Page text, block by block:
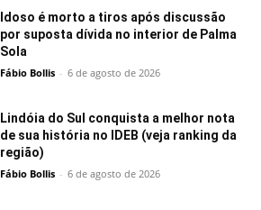
Idoso é morto a tiros após discussão
por suposta dívida no interior de Palma
Sola
Fábio Bollis - 6 de agosto de 2026
Lindóia do Sul conquista a melhor nota
de sua história no IDEB (veja ranking da
região)
Fábio Bollis - 6 de agosto de 2026